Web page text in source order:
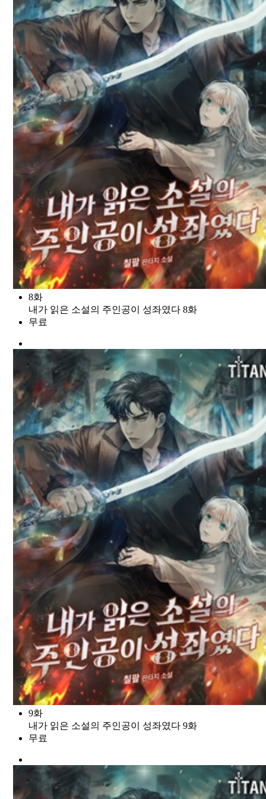
8화
내가 읽은 소설의 주인공이 성좌였다 8화
무료
9화
내가 읽은 소설의 주인공이 성좌였다 9화
무료